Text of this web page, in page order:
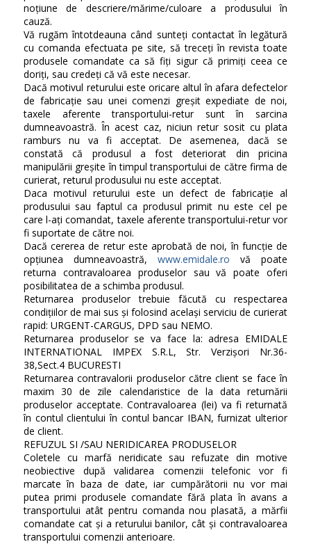
noțiune de descriere/mărime/culoare a produsului în
cauză.
Vă rugăm întotdeauna când sunteți contactat în legătură
cu comanda efectuata pe site, să treceți în revista toate
produsele comandate ca să fiți sigur că primiți ceea ce
doriți, sau credeți că vă este necesar.
Dacă motivul returului este oricare altul în afara defectelor
de fabricație sau unei comenzi greșit expediate de noi,
taxele aferente transportului-retur sunt în sarcina
dumneavoastră. În acest caz, niciun retur sosit cu plata
ramburs nu va fi acceptat. De asemenea, dacă se
constată că produsul a fost deteriorat din pricina
manipulării greșite în timpul transportului de către firma de
curierat, returul produsului nu este acceptat.
Daca motivul returului este un defect de fabricație al
produsului sau faptul ca produsul primit nu este cel pe
care l-ați comandat, taxele aferente transportului-retur vor
fi suportate de către noi.
Dacă cererea de retur este aprobată de noi, în funcție de
opțiunea dumneavoastră, www.emidale.ro vă poate
returna contravaloarea produselor sau vă poate oferi
posibilitatea de a schimba produsul.
Returnarea produselor trebuie făcută cu respectarea
condițiilor de mai sus și folosind același serviciu de curierat
rapid: URGENT-CARGUS, DPD sau NEMO.
Returnarea produselor se va face la: adresa EMIDALE
INTERNATIONAL IMPEX S.R.L, Str. Verzișori Nr.36-
38,Sect.4 BUCURESTI
Returnarea contravalorii produselor către client se face în
maxim 30 de zile calendaristice de la data returnării
produselor acceptate. Contravaloarea (lei) va fi returnată
în contul clientului în contul bancar IBAN, furnizat ulterior
de client.
REFUZUL SI /SAU NERIDICAREA PRODUSELOR
Coletele cu marfă neridicate sau refuzate din motive
neobiective după validarea comenzii telefonic vor fi
marcate în baza de date, iar cumpărătorii nu vor mai
putea primi produsele comandate fără plata în avans a
transportului atât pentru comanda nou plasată, a mărfii
comandate cat și a returului banilor, cât și contravaloarea
transportului comenzii anterioare.